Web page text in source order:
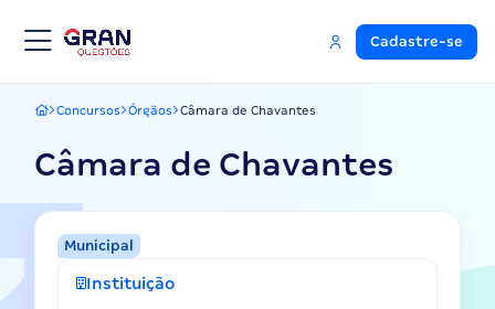
Cadastre-se
Gran Questões
Concursos Órgãos Câmara de Chavantes
Câmara de Chavantes
Municipal
Instituição